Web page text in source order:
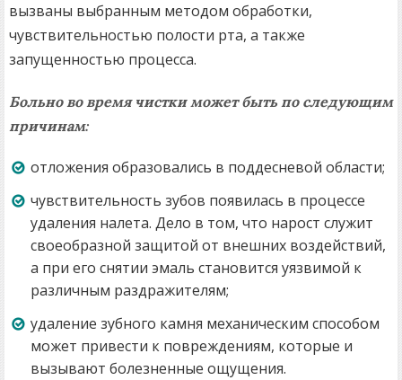
вызваны выбранным методом обработки,
чувствительностью полости рта, а также
запущенностью процесса.
Больно во время чистки может быть по следующим
причинам:
отложения образовались в поддесневой области;
чувствительность зубов появилась в процессе
удаления налета. Дело в том, что нарост служит
своеобразной защитой от внешних воздействий,
а при его снятии эмаль становится уязвимой к
различным раздражителям;
удаление зубного камня механическим способом
может привести к повреждениям, которые и
вызывают болезненные ощущения.